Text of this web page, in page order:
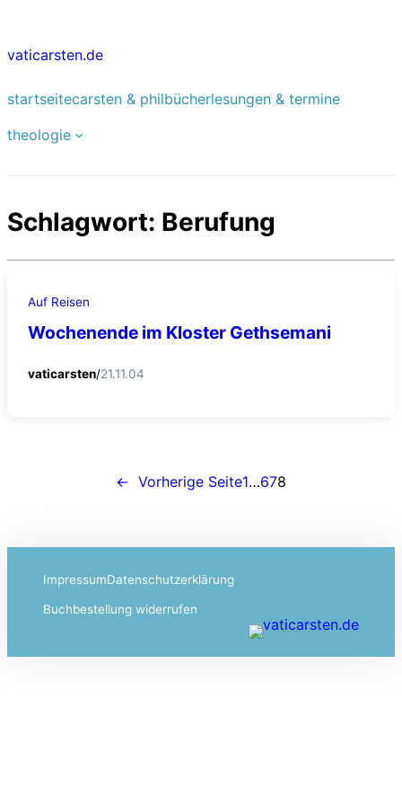
springen
vaticarsten.de
startseitecarsten & philbücherlesungen & termine
theologie
Schlagwort: Berufung
Auf Reisen
Wochenende im Kloster Gethsemani
vaticarsten/21.11.04
← Vorherige Seite1…678
ImpressumDatenschutzerklärung
Buchbestellung widerrufen